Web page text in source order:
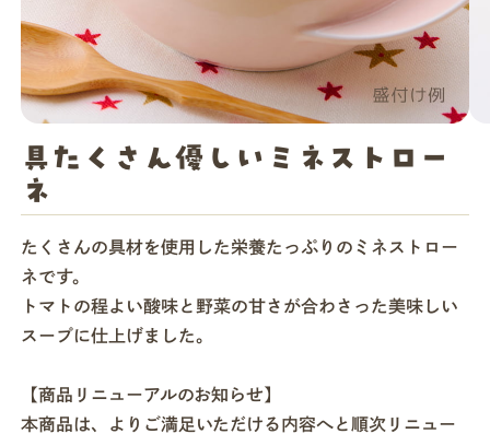
店舗一覧
具たくさん優しいミネストロー
ネ
たくさんの具材を使用した栄養たっぷりのミネストロー
ネです。
トマトの程よい酸味と野菜の甘さが合わさった美味しい
スープに仕上げました。
【商品リニューアルのお知らせ】
本商品は、よりご満足いただける内容へと順次リニュー